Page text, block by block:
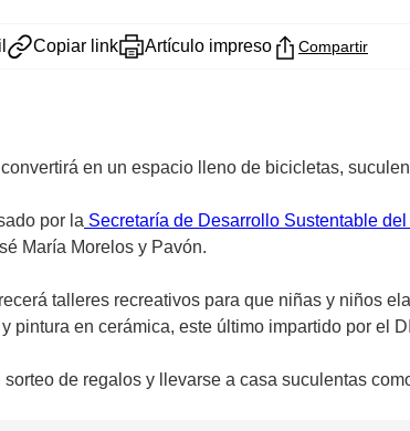
Copiar link Artículo impreso Compartir
en un espacio lleno de bicicletas,
por la Secretaría de Desarrollo Sustentable
María Morelos y Pavón.
talleres recreativos para que niñas y niños
pintura en cerámica, este último impartido por el
de regalos y llevarse a casa suculentas